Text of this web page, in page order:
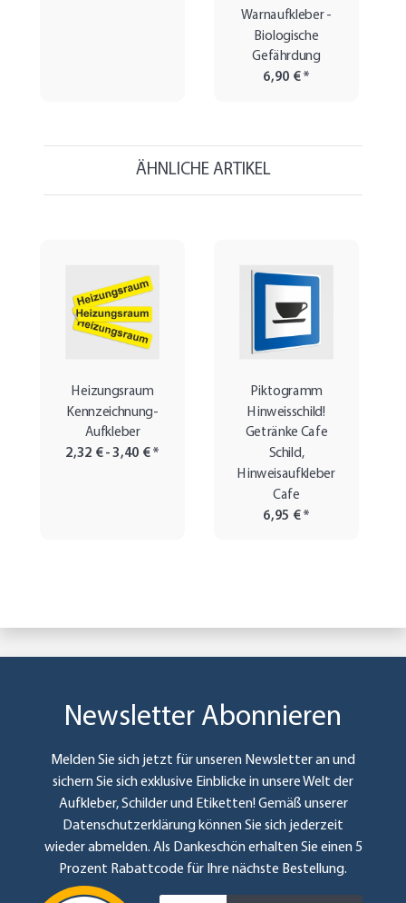
Warnaufkleber -
Biologische
Gefährdung
6,90 €*
ÄHNLICHE ARTIKEL
Heizungsraum
Kennzeichnung-
Aufkleber
2,32 € -3,40 €*
Piktogramm
Hinweisschild!
Getränke Cafe
Schild,
Hinweisaufkleber
Cafe
6,95 €*
Newsletter Abonnieren
Melden Sie sich jetzt für unseren Newsletter an und
sichern Sie sich exklusive Einblicke in unsere Welt der
Aufkleber, Schilder und Etiketten! Gemäß unserer
Datenschutzerklärung können Sie sich jederzeit
wieder abmelden. Als Dankeschön erhalten Sie einen 5
Prozent Rabattcode für Ihre nächste Bestellung.